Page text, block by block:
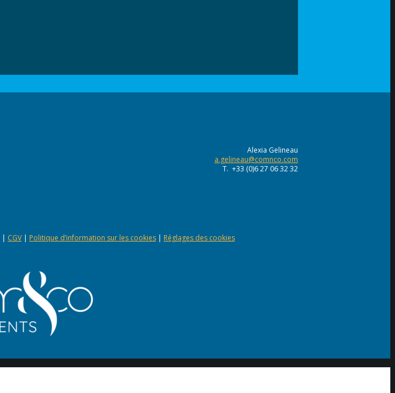
Alexia Gelineau
a.gelineau@comnco.com
T. +33 (0)6 27 06 32 32
| CGV | Politique d’information sur les cookies | Réglages des cookies